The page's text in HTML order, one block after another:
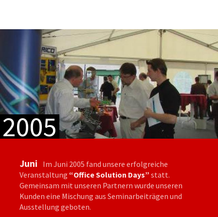
2005
Juni
Im Juni 2005 fand unsere erfolgreiche
Veranstaltung “Office Solution Days” statt.
Gemeinsam mit unseren Partnern wurde unseren
Kunden eine Mischung aus Seminarbeiträgen und
Ausstellung geboten.